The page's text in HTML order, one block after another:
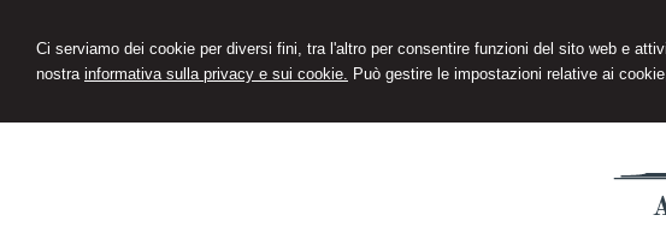
Ci serviamo dei cookie per diversi fini, tra l'altro per consentire funzioni del sito web e
nostra informativa sulla privacy e sui cookie. Può gestire le impostazioni relative ai